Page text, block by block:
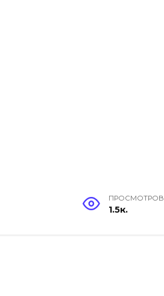
ПРОСМОТРОВ
1.5к.